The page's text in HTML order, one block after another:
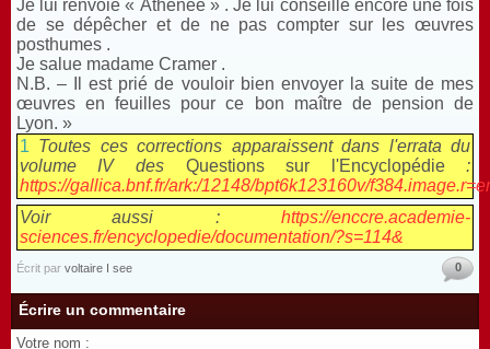
Je lui renvoie « Athénée » . Je lui conseille encore une fois
de se dépêcher et de ne pas compter sur les œuvres
posthumes .
Je salue madame Cramer .
N.B. – Il est prié de vouloir bien envoyer la suite de mes
œuvres en feuilles pour ce bon maître de pension de
Lyon. »
1 Toutes ces corrections apparaissent dans l'errata du
volume IV des Questions sur l'Encyclopédie:
https://gallica.bnf.fr/ark:/12148/bpt6k123160v/
Voir aussi :https://enccre.academie-
sciences.fr/encyclopedie/documentation/?s=114&
Écrit par voltaire I see 0
Écrire un commentaire
Votre nom :